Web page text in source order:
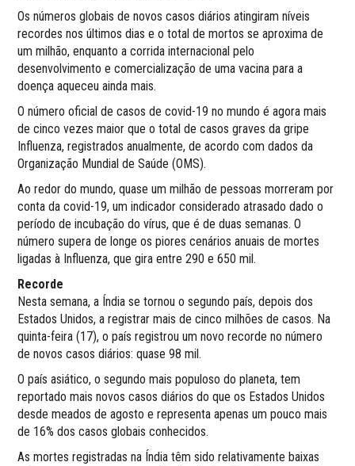
Os números globais de novos casos diários atingiram níveis
recordes nos últimos dias e o total de mortos se aproxima de
um milhão, enquanto a corrida internacional pelo
desenvolvimento e comercialização de uma vacina para a
doença aqueceu ainda mais.
O número oficial de casos de covid-19 no mundo é agora mais
de cinco vezes maior que o total de casos graves da gripe
Influenza, registrados anualmente, de acordo com dados da
Organização Mundial de Saúde (OMS).
Ao redor do mundo, quase um milhão de pessoas morreram por
conta da covid-19, um indicador considerado atrasado dado o
período de incubação do vírus, que é de duas semanas. O
número supera de longe os piores cenários anuais de mortes
ligadas à Influenza, que gira entre 290 e 650 mil.
Recorde
Nesta semana, a Índia se tornou o segundo país, depois dos
Estados Unidos, a registrar mais de cinco milhões de casos. Na
quinta-feira (17), o país registrou um novo recorde no número
de novos casos diários: quase 98 mil.
O país asiático, o segundo mais populoso do planeta, tem
reportado mais novos casos diários do que os Estados Unidos
desde meados de agosto e representa apenas um pouco mais
de 16% dos casos globais conhecidos.
As mortes registradas na Índia têm sido relativamente baixas